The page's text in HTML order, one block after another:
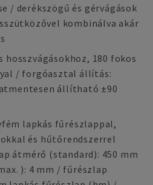
/ derékszögű és gérvágások
kombinálva akár
hosszvágásokhoz, 180 fokos
/ forgóasztal állítás:
állítható ±90
lapkás fűrészlappal,
és hűtőrendszerrel
átmérő (standard): 450 mm
): 4 mm / fűrészlap